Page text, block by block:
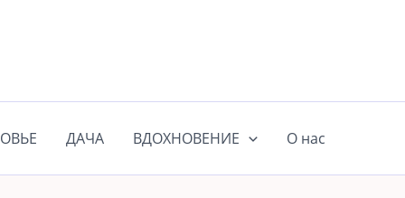
ДАЧА ВДОХНОВЕНИЕ О нас